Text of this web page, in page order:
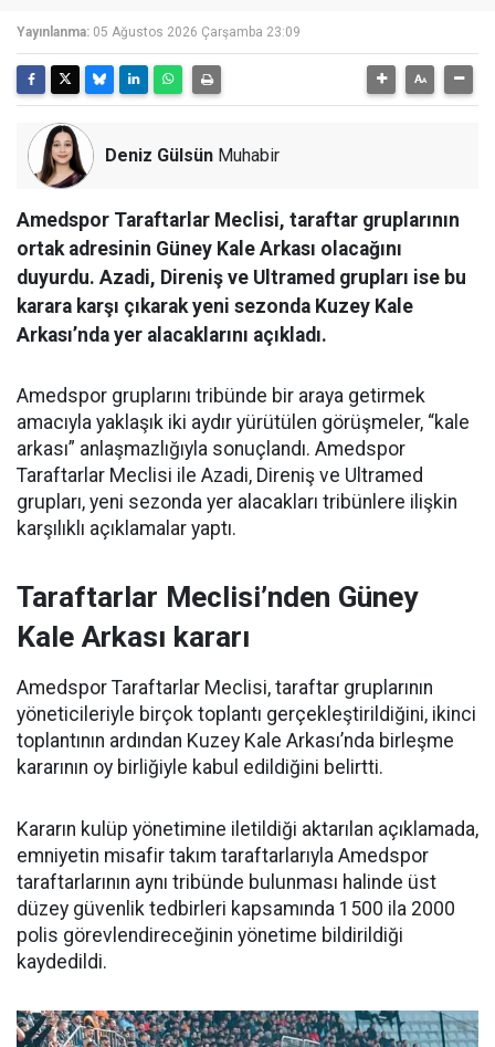
Yayınlanma: 05 Ağustos 2026 Çarşamba 23:09
Deniz Gülsün Muhabir
Amedspor Taraftarlar Meclisi, taraftar gruplarının
ortak adresinin Güney Kale Arkası olacağını
duyurdu. Azadi, Direniş ve Ultramed grupları ise bu
karara karşı çıkarak yeni sezonda Kuzey Kale
Arkası’nda yer alacaklarını açıkladı.
Amedspor gruplarını tribünde bir araya getirmek
amacıyla yaklaşık iki aydır yürütülen görüşmeler, “kale
arkası” anlaşmazlığıyla sonuçlandı. Amedspor
Taraftarlar Meclisi ile Azadi, Direniş ve Ultramed
grupları, yeni sezonda yer alacakları tribünlere ilişkin
karşılıklı açıklamalar yaptı.
Taraftarlar Meclisi’nden Güney
Kale Arkası kararı
Amedspor Taraftarlar Meclisi, taraftar gruplarının
yöneticileriyle birçok toplantı gerçekleştirildiğini, ikinci
toplantının ardından Kuzey Kale Arkası’nda birleşme
kararının oy birliğiyle kabul edildiğini belirtti.
Kararın kulüp yönetimine iletildiği aktarılan açıklamada,
emniyetin misafir takım taraftarlarıyla Amedspor
taraftarlarının aynı tribünde bulunması halinde üst
düzey güvenlik tedbirleri kapsamında 1500 ila 2000
polis görevlendireceğinin yönetime bildirildiği
kaydedildi.